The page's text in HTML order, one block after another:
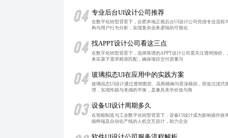
04 专业后台UI设计公司推荐
在数字化转型背景下，合肥本地正规后台UI设计公司凭借专业流
构与用户行为分析，实现复杂业务逻辑的可视化
04 找APPT设计公司看这三点
在数字化转型背景下，选择靠谱的APPT设计公司需关注透明报价
务应基于需求精准匹配，确保项目交付质量与
04 玻璃拟态UI在应用中的实践方案
玻璃拟态UI设计通过透明图层、高斯模糊与景深模拟，营造沉浸
理，实现性能与美感的平衡，是兼具美学价值与商
03 设备UI设计周期多久
在智能制造与工业数字化转型背景下，设备UI设计成为影响操作
能终端及自动化产线的人机交互设计，助力企业